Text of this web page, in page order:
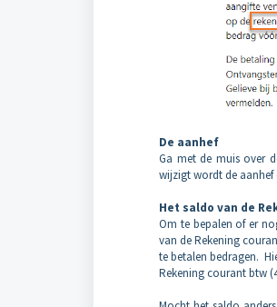
De aanhef
Ga met de muis over
wijzigt wordt de
Het saldo van de
Om te bepalen of er
van de Rekening
te betalen bedragen.
Rekening courant btw